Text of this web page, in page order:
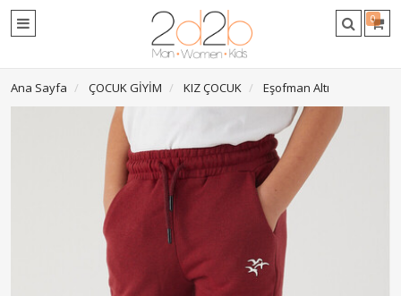
0
Ana Sayfa ÇOCUK GİYİM KIZ ÇOCUK Eşofman Altı